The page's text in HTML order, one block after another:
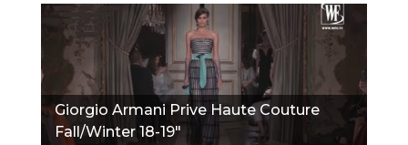
Giorgio Armani Prive Haute Couture
Fall/Winter 18-19"